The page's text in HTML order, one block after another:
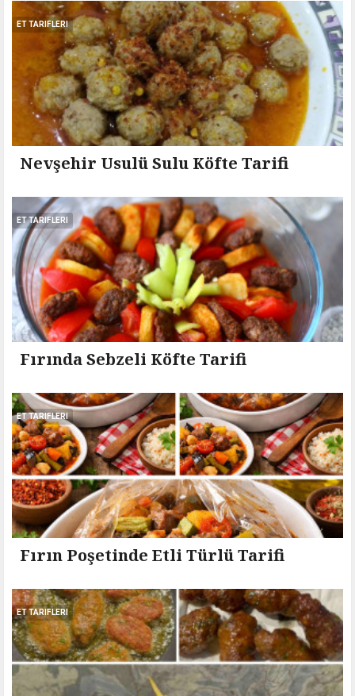
ET TARIFLERI
Nevşehir Usulü Sulu Köfte Tarifi
ET TARIFLERI
Fırında Sebzeli Köfte Tarifi
ET TARIFLERI
Fırın Poşetinde Etli Türlü Tarifi
ET TARIFLERI